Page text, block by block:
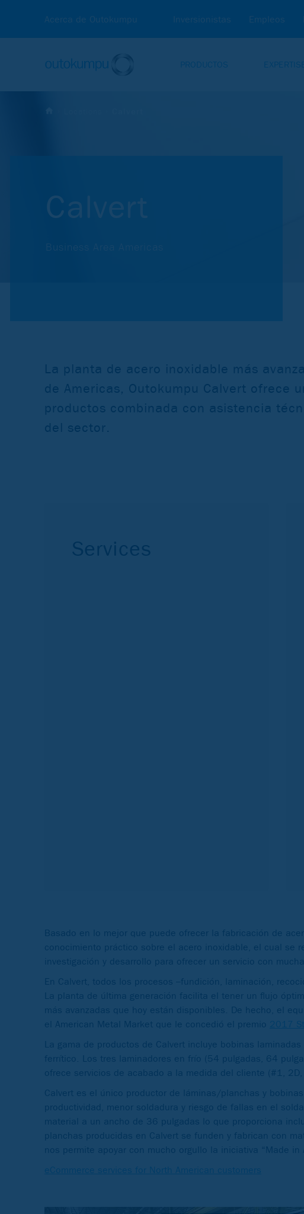
Acerca de Outokumpu Inversionistas Empleos
PRODUCTOS
Calvert
Business Area Americas
La planta de acero inoxidable más
de Americas, Outokumpu Calvert ofrece
productos combinada con asistencia
del sector.
Services
Basado en lo mejor que puede ofrecer la fabricación de
conocimiento práctico sobre el acero inoxidable, el cual se
investigación y desarrollo para ofrecer un servicio con
En Calvert, todos los procesos –fundición, laminación,
La planta de última generación facilita el tener un flujo
más avanzadas que hoy están disponibles. De hecho, el
el American Metal Market que le concedió el premio 2017
La gama de productos de Calvert incluye bobinas
ferrítico. Los tres laminadores en frío (54 pulgadas, 64
ofrece servicios de acabado a la medida del cliente (#1,
Calvert es el único productor de láminas/planchas y
productividad, menor soldadura y riesgo de fallas en el
material a un ancho de 36 pulgadas lo que proporciona
planchas producidas en Calvert se funden y fabrican con
nos permite apoyar con mucho orgullo la iniciativa “Made
eCommerce services for North American customers